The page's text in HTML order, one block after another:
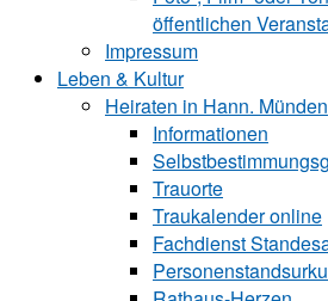
öffentlichen
Impressum
Leben & Kultur
Heiraten in Hann. Münden
Informationen
Trauorte
Traukalender online
Fachdienst